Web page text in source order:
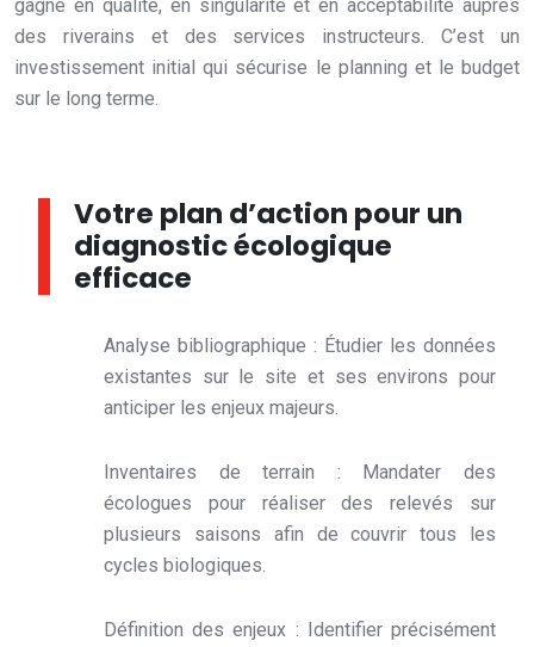
gagne en qualité, en singularité et en acceptabilité auprès
des riverains et des services instructeurs. C’est un
investissement initial qui sécurise le planning et le budget
sur le long terme.
Votre plan d’action pour un
diagnostic écologique
efficace
Analyse bibliographique : Étudier les données
existantes sur le site et ses environs pour
anticiper les enjeux majeurs.
Inventaires de terrain : Mandater des
écologues pour réaliser des relevés sur
plusieurs saisons afin de couvrir tous les
cycles biologiques.
Définition des enjeux : Identifier précisément